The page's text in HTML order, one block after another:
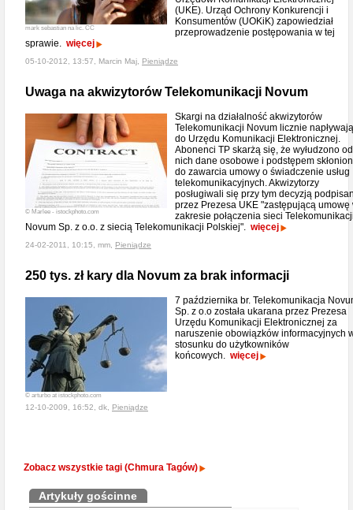
mark sebastian na lic. CC
(UKE). Urząd Ochrony Konkurencji i
Konsumentów (UOKiK) zapowiedział
przeprowadzenie postępowania w tej
sprawie. więcej
05-10-2012, 13:57, Marcin Maj, Pieniądze
Uwaga na akwizytorów Telekomunikacji Novum
© Marlee - istockphoto.com
Skargi na działalność akwizytorów
Telekomunikacji Novum licznie napływają
do Urzędu Komunikacji Elektronicznej.
Abonenci TP skarżą się, że wyłudzono od
nich dane osobowe i podstępem
do zawarcia umowy o świadczenie usług
telekomunikacyjnych. Akwizytorzy
posługiwali się przy tym decyzją
przez Prezesa UKE "zastępującą umowę
zakresie połączenia sieci
Novum Sp. z o.o. z siecią Telekomunikacji Polskiej". więcej
24-02-2011, 10:15, mm, Pieniądze
250 tys. zł kary dla Novum za brak informacji
© arturbo at istockphoto.com
7 października br. Telekomunikacja
Sp. z o.o została ukarana przez Prezesa
Urzędu Komunikacji Elektronicznej za
naruszenie obowiązków informacyjnych
stosunku do użytkowników
końcowych. więcej
12-10-2009, 16:52, dk, Pieniądze
Zobacz wszystkie tagi (Chmura Tagów)
Artykuły gościnne